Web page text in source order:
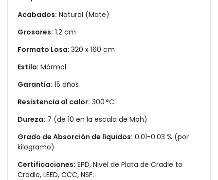
Acabados: Natural (Mate)
Grosores: 1.2 cm
Formato Losa: 320 x 160 cm
Estilo: Mármol
Garantía: 15 años
Resistencia al calor: 300 °C
Dureza: 7 (de 10 en la escala de Moh)
Grado de Absorción de líquidos: 0.01-0.03 % (por
kilogramo)
Certificaciones: EPD, Nivel de Plata de Cradle to
Cradle, LEED, CCC, NSF.